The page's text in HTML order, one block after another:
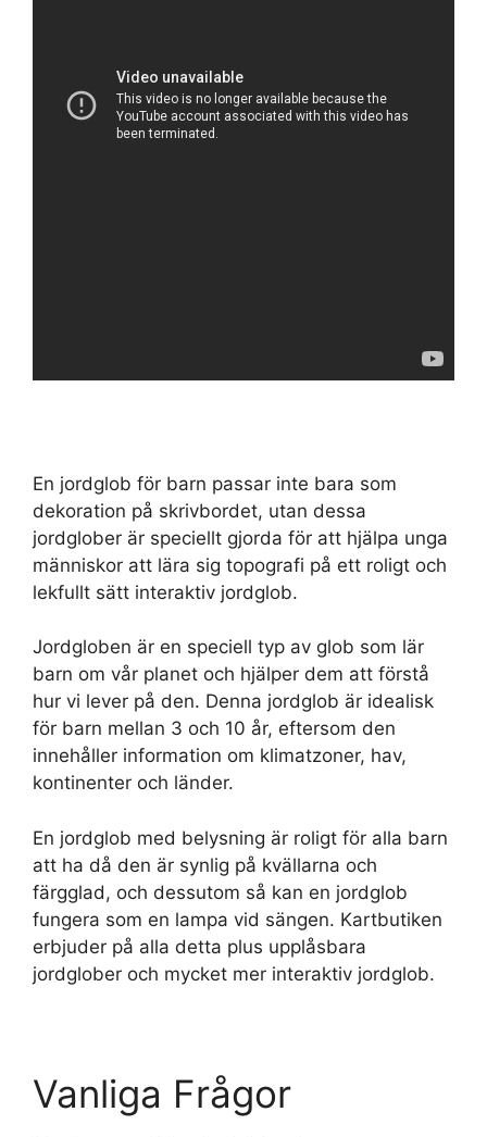
En jordglob för barn passar inte bara som
dekoration på skrivbordet, utan dessa
jordglober är speciellt gjorda för att hjälpa unga
människor att lära sig topografi på ett roligt och
lekfullt sätt interaktiv jordglob.
Jordgloben är en speciell typ av glob som lär
barn om vår planet och hjälper dem att förstå
hur vi lever på den. Denna jordglob är idealisk
för barn mellan 3 och 10 år, eftersom den
innehåller information om klimatzoner, hav,
kontinenter och länder.
En jordglob med belysning är roligt för alla barn
att ha då den är synlig på kvällarna och
färgglad, och dessutom så kan en jordglob
fungera som en lampa vid sängen. Kartbutiken
erbjuder på alla detta plus upplåsbara
jordglober och mycket mer interaktiv jordglob.
Vanliga Frågor